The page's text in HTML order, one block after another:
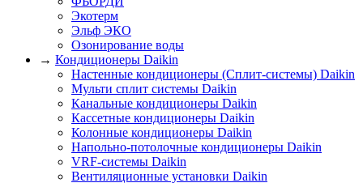
Экотерм
Эльф ЭКО
Озонирование воды
→ Кондиционеры Daikin
Настенные кондиционеры (Сплит-системы) Daikin
Мульти сплит системы Daikin
Канальные кондиционеры Daikin
Кассетные кондиционеры Daikin
Колонные кондиционеры Daikin
Напольно-потолочные кондиционеры Daikin
VRF-системы Daikin
Вентиляционные установки Daikin